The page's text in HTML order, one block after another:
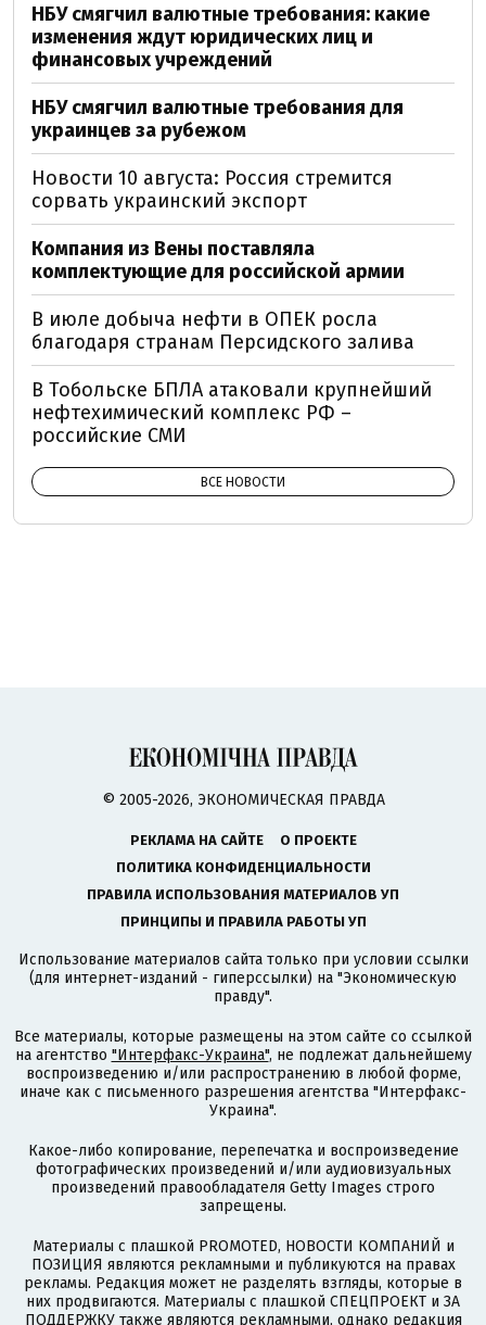
НБУ смягчил валютные требования: какие
изменения ждут юридических лиц и
финансовых учреждений
НБУ смягчил валютные требования для
украинцев за рубежом
Новости 10 августа: Россия стремится
сорвать украинский экспорт
Компания из Вены поставляла
комплектующие для российской армии
В июле добыча нефти в ОПЕК росла
благодаря странам Персидского залива
В Тобольске БПЛА атаковали крупнейший
нефтехимический комплекс РФ –
российские СМИ
ВСЕ НОВОСТИ
© 2005-2026, ЭКОНОМИЧЕСКАЯ ПРАВДА
РЕКЛАМА НА САЙТЕ
О ПРОЕКТЕ
ПОЛИТИКА КОНФИДЕНЦИАЛЬНОСТИ
ПРАВИЛА ИСПОЛЬЗОВАНИЯ МАТЕРИАЛОВ УП
ПРИНЦИПЫ И ПРАВИЛА РАБОТЫ УП
Использование материалов сайта только при условии ссылки
(для интернет-изданий - гиперссылки) на "Экономическую
правду".
Все материалы, которые размещены на этом сайте со ссылкой
на агентство "Интерфакс-Украина", не подлежат дальнейшему
воспроизведению и/или распространению в любой форме,
иначе как с письменного разрешения агентства "Интерфакс-
Украина".
Какое-либо копирование, перепечатка и воспроизведение
фотографических произведений и/или аудиовизуальных
произведений правообладателя Getty Images строго
запрещены.
Материалы с плашкой PROMOTED, НОВОСТИ КОМПАНИЙ и
ПОЗИЦИЯ являются рекламными и публикуются на правах
рекламы. Редакция может не разделять взгляды, которые в
них продвигаются. Материалы с плашкой СПЕЦПРОЕКТ и ЗА
ПОДДЕРЖКУ также являются рекламными, однако редакция